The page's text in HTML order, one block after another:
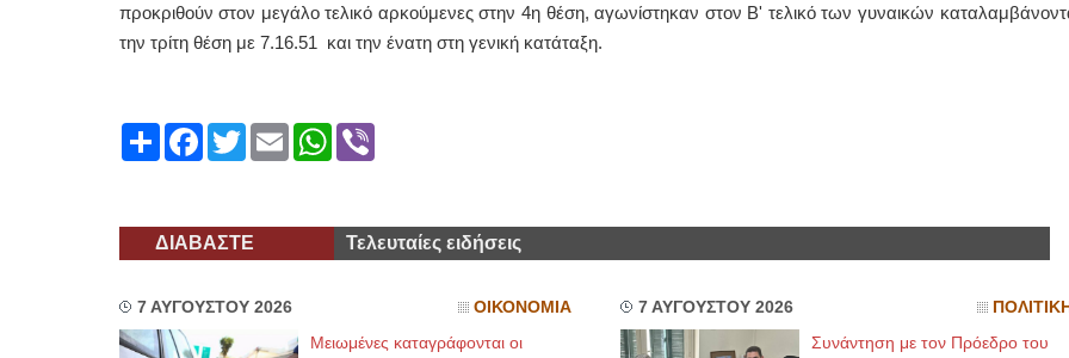
προκριθούν στον μεγάλο τελικό αρκούμενες στην 4η θέση, αγωνίστηκαν στον Β' τελικό των γυναικών
την τρίτη θέση με 7.16.51 και την ένατη στη γενική κατάταξη.
ShareFacebook
TwitterEmailWhatsApp
Viber
ΔΙΑΒΑΣΤΕ Τελευταίες ειδήσεις
7 ΑΥΓΟΥΣΤΟΥ 2026 ΟΙΚΟΝΟΜΙΑ
Μειωμένες καταγράφονται οι
7 ΑΥΓΟΥΣΤΟΥ 2026 ΠΟΛΙΤΙΚΗ
Συνάντηση με τον Πρόεδρο του
Καβέτσου 10, Μυτιλήνη, τηλ:
email- elenboumpa@gmail.com